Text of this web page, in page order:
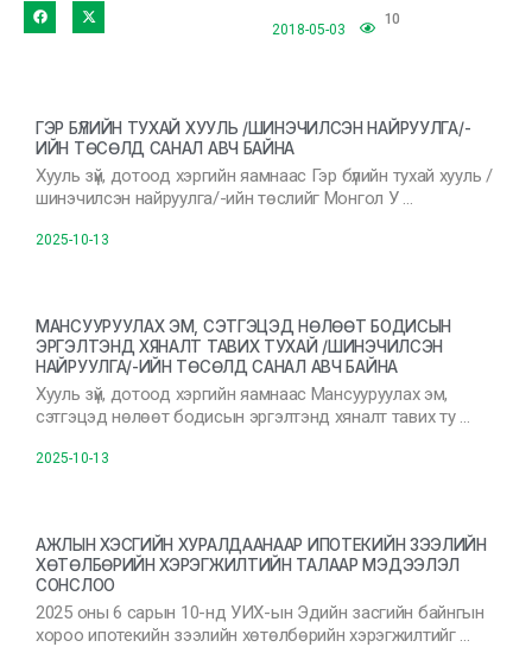
2018-05-03
10
ГЭР БҮЛИЙН ТУХАЙ ХУУЛЬ /ШИНЭЧИЛСЭН НАЙРУУЛГА/-
ИЙН ТӨСӨЛД САНАЛ АВЧ БАЙНА
Хууль зүй, дотоод хэргийн яамнаас Гэр бүлийн тухай хууль /
шинэчилсэн найруулга/-ийн төслийг Монгол У …
2025-10-13
МАНСУУРУУЛАХ ЭМ, СЭТГЭЦЭД НӨЛӨӨТ БОДИСЫН
ЭРГЭЛТЭНД ХЯНАЛТ ТАВИХ ТУХАЙ /ШИНЭЧИЛСЭН
НАЙРУУЛГА/-ИЙН ТӨСӨЛД САНАЛ АВЧ БАЙНА
Хууль зүй, дотоод хэргийн яамнаас Мансууруулах эм,
сэтгэцэд нөлөөт бодисын эргэлтэнд хяналт тавих ту …
2025-10-13
АЖЛЫН ХЭСГИЙН ХУРАЛДААНААР ИПОТЕКИЙН ЗЭЭЛИЙН
ХӨТӨЛБӨРИЙН ХЭРЭГЖИЛТИЙН ТАЛААР МЭДЭЭЛЭЛ
СОНСЛОО
2025 оны 6 сарын 10-нд УИХ-ын Эдийн засгийн байнгын
хороо ипотекийн зээлийн хөтөлбөрийн хэрэгжилтийг …